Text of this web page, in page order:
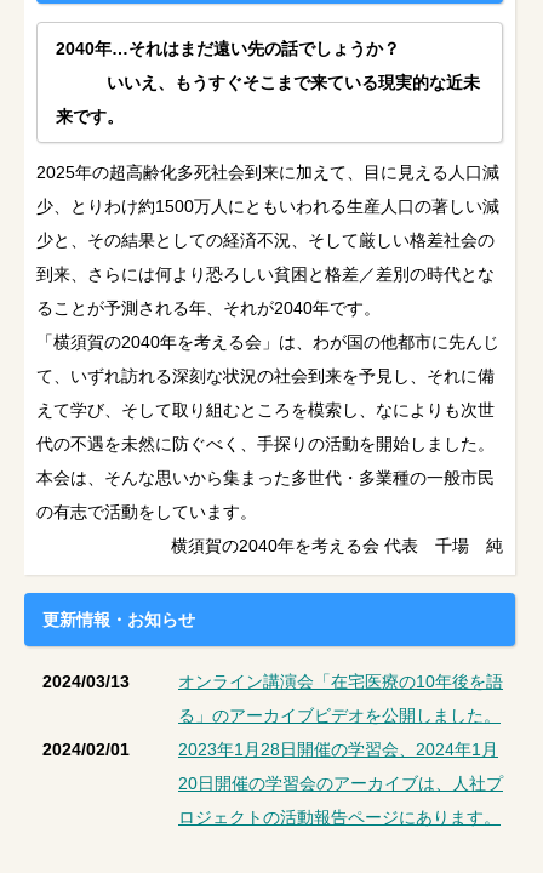
2040年…それはまだ遠い先の話でしょうか？
いいえ、もうすぐそこまで来ている現実的な近未
来です。
2025年の超高齢化多死社会到来に加えて、目に見える人口減
少、とりわけ約1500万人にともいわれる生産人口の著しい減
少と、その結果としての経済不況、そして厳しい格差社会の
到来、さらには何より恐ろしい貧困と格差／差別の時代とな
ることが予測される年、それが2040年です。
「横須賀の2040年を考える会」は、わが国の他都市に先んじ
て、いずれ訪れる深刻な状況の社会到来を予見し、それに備
えて学び、そして取り組むところを模索し、なによりも次世
代の不遇を未然に防ぐべく、手探りの活動を開始しました。
本会は、そんな思いから集まった多世代・多業種の一般市民
の有志で活動をしています。
横須賀の2040年を考える会 代表 千場 純
更新情報・お知らせ
2024/03/13
オンライン講演会「在宅医療の10年後を語
る」のアーカイブビデオを公開しました。
2024/02/01
2023年1月28日開催の学習会、2024年1月
20日開催の学習会のアーカイブは、人社プ
ロジェクトの活動報告ページにあります。